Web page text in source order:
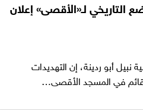
التاريخي لـ«الأقصى» إعلان
نبيل أبو ردينة، إن التهديدات
القائم في المسجد الأقصى…